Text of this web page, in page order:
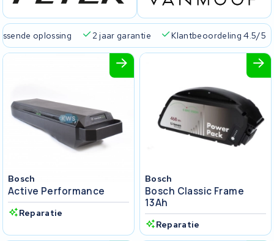
oplossing 2 jaar garantie Klantbeoordeling 4.5/5
Bosch
Active Performance
Reparatie
Bosch
Bosch Classic Frame
13Ah
Reparatie